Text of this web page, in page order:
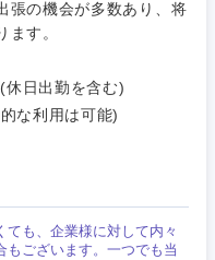
張の機会が多数あり、将
す。
休日出勤を含む)
な利用は可能)
も、企業様に対して内々
もございます。一つでも当
長野県